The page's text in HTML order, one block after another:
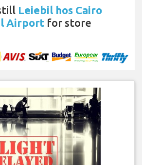
Leiebil hos Cairo
Airport for store